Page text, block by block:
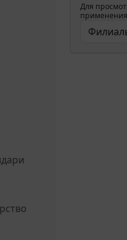
Для
применения